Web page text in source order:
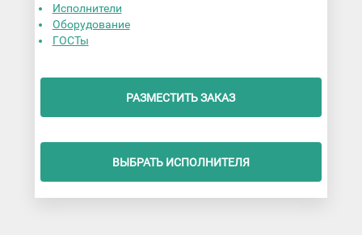
Исполнители
Оборудование
ГОСТы
РАЗМЕСТИТЬ ЗАКАЗ
ВЫБРАТЬ ИСПОЛНИТЕЛЯ